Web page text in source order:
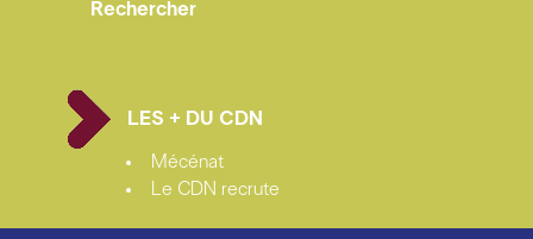
LES + DU CDN
Mécénat
Le CDN recrute